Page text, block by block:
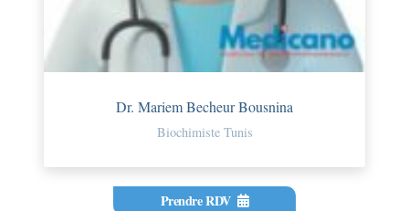
Dr. Mariem Becheur Bousnina
Biochimiste Tunis
Prendre RDV